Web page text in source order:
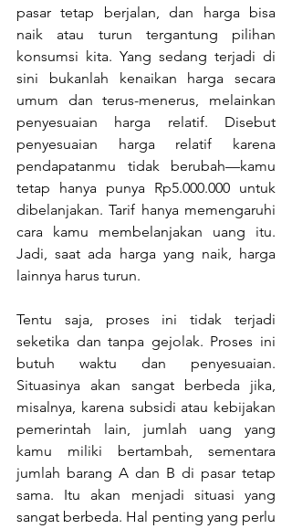
pasar tetap berjalan, dan harga bisa
naik atau turun tergantung pilihan
konsumsi kita. Yang sedang terjadi di
sini bukanlah kenaikan harga secara
umum dan terus-menerus, melainkan
penyesuaian harga relatif. Disebut
penyesuaian harga relatif karena
pendapatanmu tidak berubah—kamu
tetap hanya punya Rp5.000.000 untuk
dibelanjakan. Tarif hanya memengaruhi
cara kamu membelanjakan uang itu.
Jadi, saat ada harga yang naik, harga
lainnya harus turun.
Tentu saja, proses ini tidak terjadi
seketika dan tanpa gejolak. Proses ini
butuh waktu dan penyesuaian.
Situasinya akan sangat berbeda jika,
misalnya, karena subsidi atau kebijakan
pemerintah lain, jumlah uang yang
kamu miliki bertambah, sementara
jumlah barang A dan B di pasar tetap
sama. Itu akan menjadi situasi yang
sangat berbeda. Hal penting yang perlu